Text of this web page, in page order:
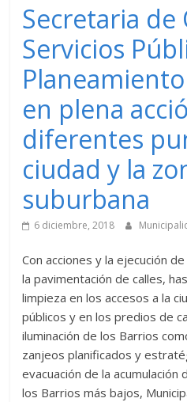
Secretaria de
Servicios
en plena
diferentes
ciudad y la
suburbana
6 diciembre, 2018
Con acciones y la ejecución
la pavimentación de calles,
limpieza en los accesos a la
públicos y en los predios de
iluminación de los Barrios
zanjeos planificados y
evacuación de la acumulación
los Barrios más bajos,